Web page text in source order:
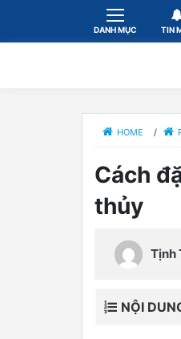
DANH MỤC TIN
HOME /
Cách
thủy
Tịnh
NỘI